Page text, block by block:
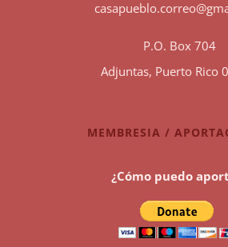
P.O. Box 704
Adjuntas, Puerto Rico
MEMBRESIA /
¿Cómo puedo